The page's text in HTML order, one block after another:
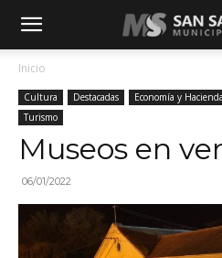
Inicio
Cultura Destacadas Economía y Hacienda
Turismo
Museos en
06/01/2022